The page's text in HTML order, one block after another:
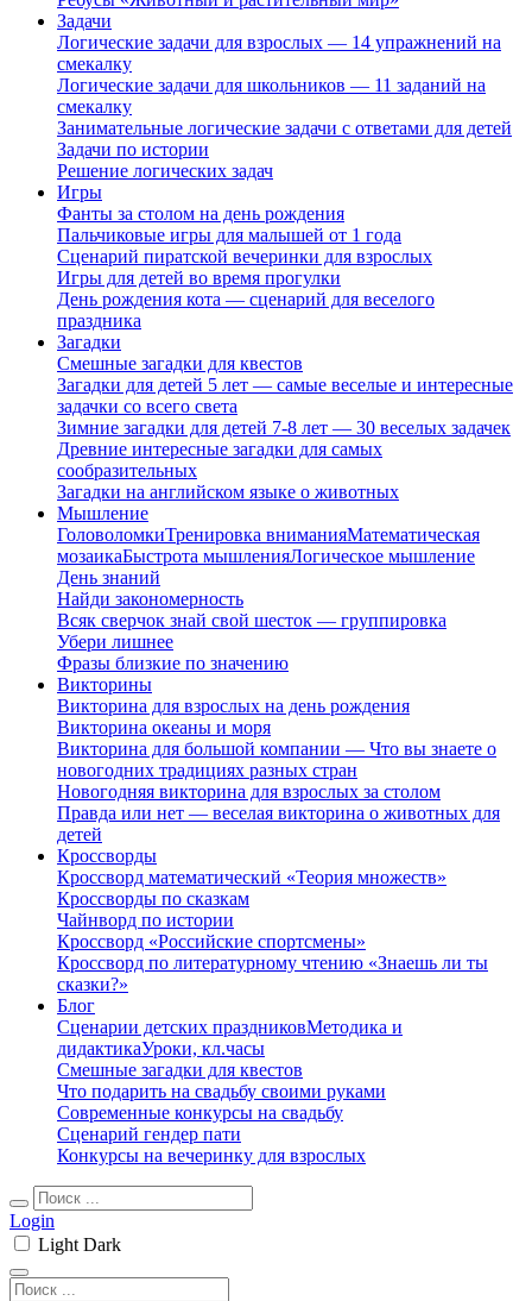
Задачи
Логические задачи для взрослых — 14 упражнений на
смекалку
Логические задачи для школьников — 11 заданий на
смекалку
Занимательные логические задачи с ответами для детей
Задачи по истории
Решение логических задач
Игры
Фанты за столом на день рождения
Пальчиковые игры для малышей от 1 года
Сценарий пиратской вечеринки для взрослых
Игры для детей во время прогулки
День рождения кота — сценарий для веселого
праздника
Загадки
Смешные загадки для квестов
Загадки для детей 5 лет — самые веселые и интересные
задачки со всего света
Зимние загадки для детей 7-8 лет — 30 веселых задачек
Древние интересные загадки для самых
сообразительных
Загадки на английском языке о животных
Мышление
ГоловоломкиТренировка вниманияМатематическая
мозаикаБыстрота мышленияЛогическое мышление
День знаний
Найди закономерность
Всяк сверчок знай свой шесток — группировка
Убери лишнее
Фразы близкие по значению
Викторины
Викторина для взрослых на день рождения
Викторина океаны и моря
Викторина для большой компании — Что вы знаете о
новогодних традициях разных стран
Новогодняя викторина для взрослых за столом
Правда или нет — веселая викторина о животных для
детей
Кроссворды
Кроссворд математический «Теория множеств»
Кроссворды по сказкам
Чайнворд по истории
Кроссворд «Российские спортсмены»
Кроссворд по литературному чтению «Знаешь ли ты
сказки?»
Блог
Сценарии детских праздниковМетодика и
дидактикаУроки, кл.часы
Смешные загадки для квестов
Что подарить на свадьбу своими руками
Современные конкурсы на свадьбу
Сценарий гендер пати
Конкурсы на вечеринку для взрослых
Login
Light Dark